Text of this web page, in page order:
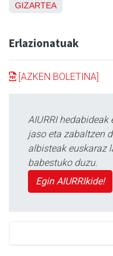
GIZARTEA
Erlazionatuak
[AZKEN BOLETINA]
AIURRI
jaso eta zabaltzen
albisteak euskaraz
babestuko duzu.
Egin AIURRIkide!